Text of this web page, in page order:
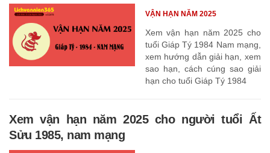
Xem vận hạn năm 2025 cho
tuổi Giáp Tý 1984 Nam mạng,
xem hướng dẫn giải hạn, xem
sao hạn, cách cúng sao giải
hạn cho tuổi Giáp Tý 1984
VẬN HẠN NĂM 2025
Xem vận hạn năm 2025 cho người tuổi Ất
Sửu 1985, nam mạng